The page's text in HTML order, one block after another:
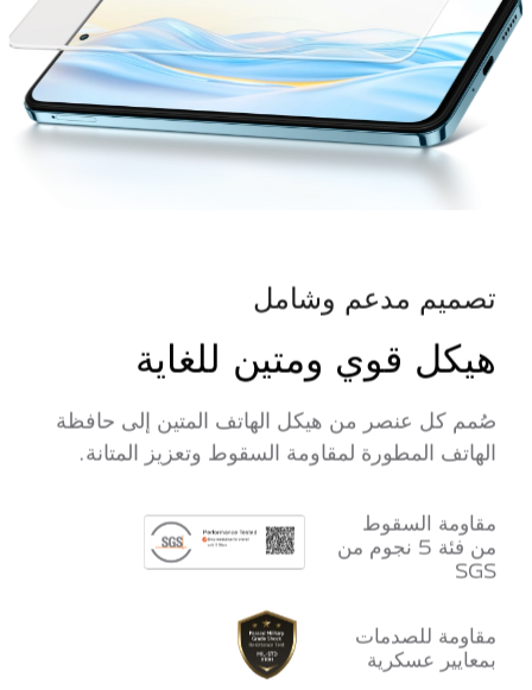
تصميم مدعم وشامل
هيكل قوي ومتين للغاية
صُمم كل عنصر من هيكل الهاتف المتين إلى حافظة
الهاتف المطورة لمقاومة السقوط وتعزيز المتانة.
مقاومة السقوط
من فئة 5 نجوم من
SGS
مقاومة للصدمات
بمعايير عسكرية